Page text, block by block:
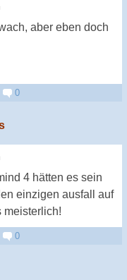
aber eben doch
0
4 hätten es sein
einzigen ausfall auf
meisterlich!
0